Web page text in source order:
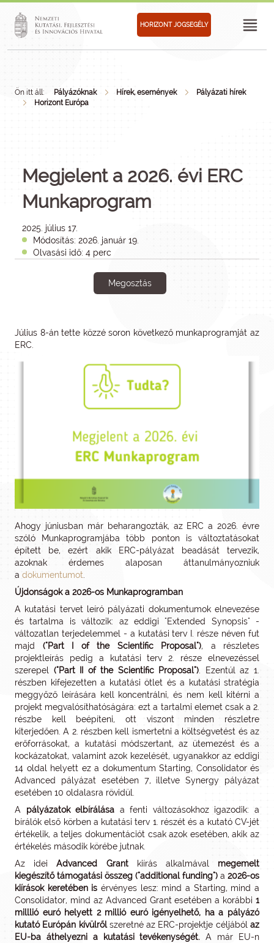
HORIZONT JOGSEGÉLY
Ön itt áll: Pályázóknak Hírek, események
Pályázati hírek
Horizont Európa
Megjelent a 2026. évi ERC
Munkaprogram
2025. július 17.
Módosítás: 2026. január 19.
Olvasási idő: 4 perc
Megosztás
Július 8-án tette közzé soron következő munkaprogramját az
ERC.
Ahogy júniusban már beharangozták, az ERC a 2026. évre
szóló Munkaprogramjába több ponton is változtatásokat
épített be, ezért akik ERC-pályázat beadását tervezik,
azoknak érdemes alaposan áttanulmányozniuk
a dokumentumot
Újdonságok a 2026-os Munkaprogramban
A kutatási tervet leíró pályázati dokumentumok elnevezése
és tartalma is változik: az eddigi "Extended Synopsis" -
változatlan terjedelemmel - a kutatási terv I. része néven fut
majd ("Part I of the Scientific Proposal"), a részletes
projektleírás pedig a kutatási terv 2. része elnevezéssel
szerepel ("Part II of the Scientific Proposal") . Ezentúl az 1.
részben kifejezetten a kutatási ötlet és a kutatási stratégia
meggyőző leírására kell koncentrálni, és nem kell kitérni a
projekt megvalósíthatóságára: ezt a tartalmi elemet csak a 2.
részbe kell beépíteni, ott viszont minden részletre
kiterjedően. A 2. részben kell ismertetni a költségvetést és az
erőforrásokat, a kutatási módszertant, az ütemezést és a
kockázatokat, valamint azok kezelését, ugyanakkor az eddigi
14 oldal helyett ez a dokumentum Starting, Consolidator és
Advanced pályázat esetében 7, illetve Synergy pályázat
esetében 10 oldalasra rövidül.
A pályázatok elbírálása a fenti változásokhoz igazodik: a
bírálók első körben a kutatási terv 1. részét és a kutató CV-jét
értékelik, a teljes dokumentációt csak azok esetében, akik az
értékelés második körébe jutnak.
Az ideiAdvanced Grantkiírás alkalmával megemelt
kiegészítő támogatási összeg ("additional funding") a 2026-os
kiírások keretében is érvényes lesz: mind a Starting, mind a
Consolidator, mind az Advanced Grant esetében a korábbi 1
milllió euró helyett 2 millió euró igényelhető, ha a pályázó
kutató Európán kívülrőlszeretné az ERC-projektje céljábólaz
EU-ba áthelyezni a kutatási tevékenységét. A már EU-n